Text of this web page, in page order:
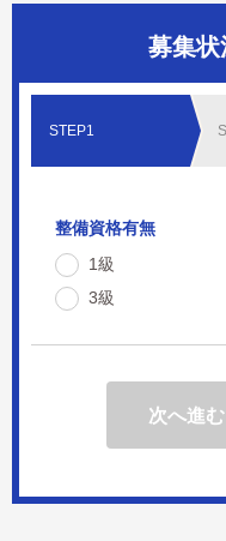
募集状
STEP1
整備資格有無
1級
3級
次へ進